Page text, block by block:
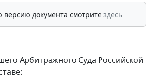
версию документа смотрите здесь
Арбитражного Суда Российской